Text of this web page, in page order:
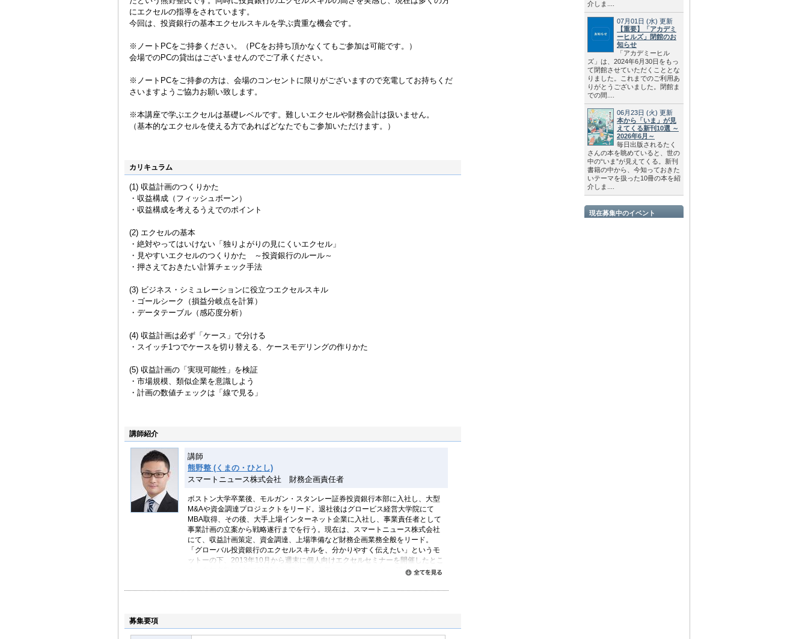
にエクセルの指導をされています。
今回は、投資銀行の基本エクセルスキルを学ぶ貴重な機会です。
※ノートPCをご持参ください。（PCをお持ち頂かなくてもご参加は可能です。）
会場でのPCの貸出はございませんのでご了承ください。
※ノートPCをご持参の方は、会場のコンセントに限りがございますので充電してお持ちくだ
さいますようご協力お願い致します。
※本講座で学ぶエクセルは基礎レベルです。難しいエクセルや財務会計は扱いません。
（基本的なエクセルを使える方であればどなたでもご参加いただけます。）
カリキュラム
(1) 収益計画のつくりかた
・収益構成（フィッシュボーン）
・収益構成を考えるうえでのポイント
(2) エクセルの基本
・絶対やってはいけない「独りよがりの見にくいエクセル」
・見やすいエクセルのつくりかた ～投資銀行のルール～
・押さえておきたい計算チェック手法
(3) ビジネス・シミュレーションに役立つエクセルスキル
・ゴールシーク（損益分岐点を計算）
・データテーブル（感応度分析）
(4) 収益計画は必ず「ケース」で分ける
・スイッチ1つでケースを切り替える、ケースモデリングの作りかた
(5) 収益計画の「実現可能性」を検証
・市場規模、類似企業を意識しよう
・計画の数値チェックは「線で見る」
講師紹介
講師
熊野整 (くまの・ひとし)
スマートニュース株式会社 財務企画責任者
ボストン大学卒業後、モルガン・スタンレー証券投資銀行本部に入社し、大型
M&Aや資金調達プロジェクトをリード。退社後はグロービス経営大学院にて
MBA取得、その後、大手上場インターネット企業に入社し、事業責任者として
事業計画の立案から戦略遂行までを行う。現在は、スマートニュース株式会社
にて、収益計画策定、資金調達、上場準備など財務企画業務全般をリード。
「グローバル投資銀行のエクセルスキルを、分かりやすく伝えたい」というモ
ットーの下、2013年10月から週末に個人向けエクセルセミナーを開催したとこ
ろ、参加者数は1年で3000人を超え、大人気セミナーとなった。現在は、個人
多くのビジネスパーソンの収益計画の作成アドバイスを行っている。
募集要項
介しま....
07月01日 (水) 更新
【重要】「アカデミ
ーヒルズ」閉館のお
知らせ
「アカデミーヒル
ズ」は、2024年6月30日をもっ
て閉館させていただくこととな
りました。これまでのご利用あ
りがとうございました。閉館ま
での間....
06月23日 (火) 更新
本から「いま」が見
えてくる新刊10選 ～
2026年6月～
毎日出版されるたく
さんの本を眺めていると、世の
中の“いま”が見えてくる。新刊
書籍の中から、今知っておきた
いテーマを扱った10冊の本を紹
介しま....
現在募集中のイベント